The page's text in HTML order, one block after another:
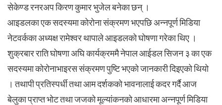
सेकेण्ड रनरअप किरण कुमार भुजेल बनेका छन् ।
आइडलका एक सदस्यमा कोरोना संक्रमण भएपछि अन्नपूर्ण मिडिया
नेटवर्कका अध्यक्ष रामेश्वर थापाले आइडलको घोषणा गरेका थिए ।
शुक्रबार राति घोषणा अघि कार्यक्रममै नेपाल आईडल सिजन ३ का एक
सदस्यमा कोरोनाभाइरस संक्रमण पुष्टि भएको जानकारी दिइएको थियो
। तथापी प्रतिस्पर्धी तथा आम दर्शकको भावनालाई कदर गर्दै आज
बेलुका प्राप्त भोट तथा जजको मूल्यांकनको आधारमा अन्नपूर्ण मिडिया